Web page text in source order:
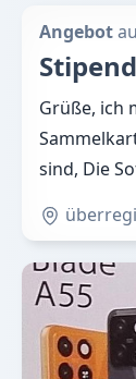
Angebot
Grüße, ich
sind, Die